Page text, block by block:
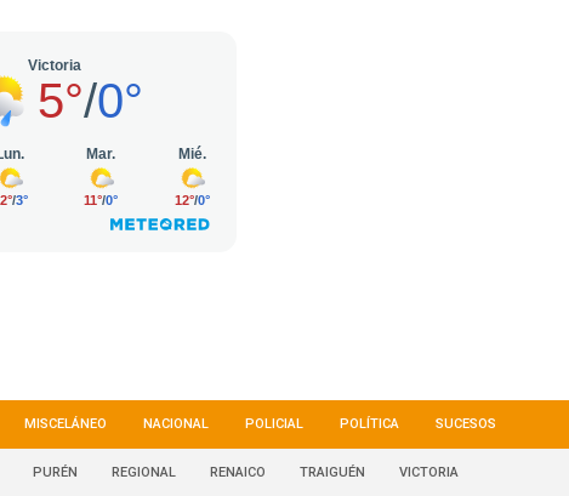
MISCELÁNEO NACIONAL POLICIAL POLÍTICA SUCESOS
PURÉN REGIONAL RENAICO TRAIGUÉN VICTORIA